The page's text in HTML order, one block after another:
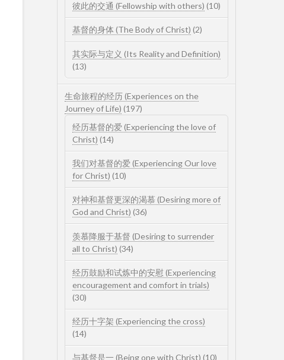
彼此的交通 (Fellowship with others) (10)
基督的身体 (The Body of Christ) (2)
其实际与定义 (Its Reality and Definition)
(13)
生命旅程的经历 (Experiences on the
Journey of Life) (197)
经历基督的爱 (Experiencing the love of
Christ) (14)
我们对基督的爱 (Experiencing Our love
for Christ) (10)
对神和基督更深的渴慕 (Desiring more of
God and Christ) (36)
羡慕降服于基督 (Desiring to surrender
all to Christ) (34)
经历鼓励和试炼中的安慰 (Experiencing
encouragement and comfort in trials)
(30)
经历十字架 (Experiencing the cross)
(14)
与基督是一 (Being one with Christ) (10)